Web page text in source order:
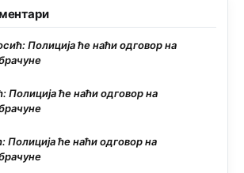
Полиција ће наћи одговор на
Полиција ће наћи одговор на
Полиција ће наћи одговор на